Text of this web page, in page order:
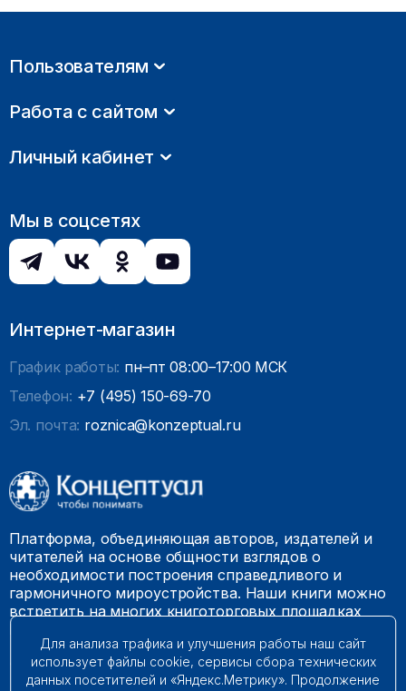
Пользователям
Работа с сайтом
Личный кабинет
Мы в соцсетях
Интернет-магазин
График работы: пн–пт 08:00–17:00 МСК
Телефон: +7 (495) 150-69-70
Эл. почта: roznica@konzeptual.ru
Платформа, объединяющая авторов, издателей и
читателей на основе общности взглядов о
необходимости построения справедливого и
гармоничного мироустройства. Наши книги можно
встретить на многих книготорговых площадках
© 2009 – 2026. Все права защищены.
Для анализа трафика и улучшения работы наш сайт
использует файлы cookie, сервисы сбора технических
данных посетителей и «Яндекс.Метрику». Продолжение